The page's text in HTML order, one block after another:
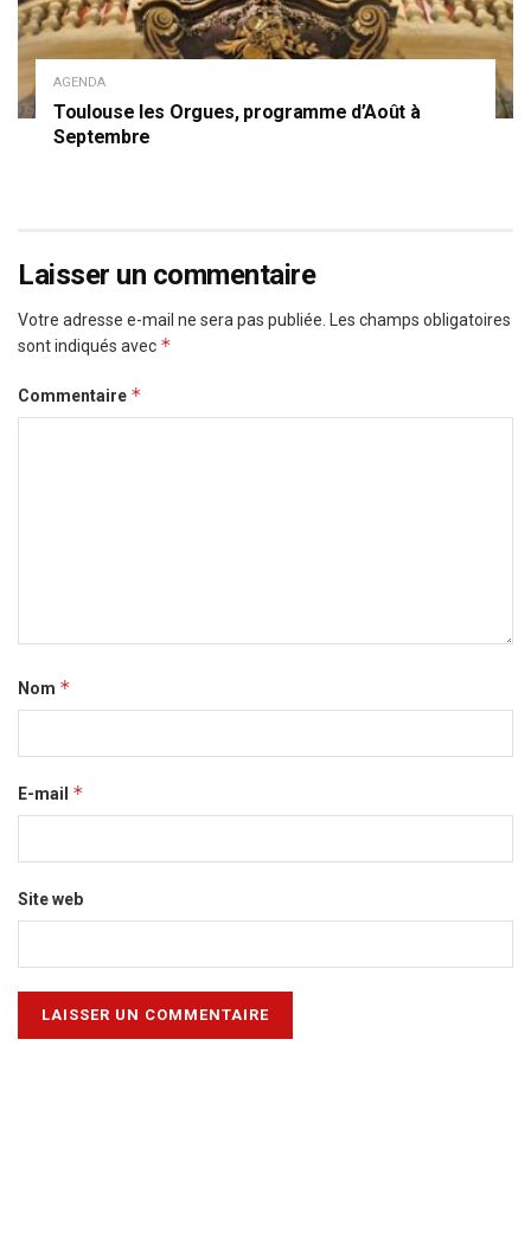
AGENDA
Toulouse les Orgues, programme d’Août à
Septembre
Laisser un commentaire
Votre adresse e-mail ne sera pas publiée. Les champs obligatoires
sont indiqués avec *
Commentaire *
Nom *
E-mail *
Site web